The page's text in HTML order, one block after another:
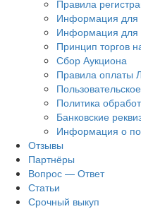
Правила
Информация для
Информация для
Принцип торгов
Сбор Аукциона
Правила оплаты
Политика
Банковские
Информация о
Отзывы
Партнёры
Вопрос — Ответ
Статьи
Срочный выкуп